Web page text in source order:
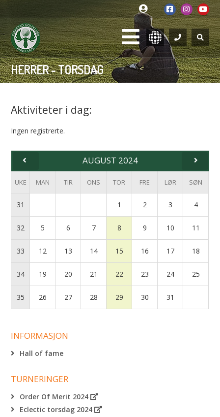
HERRER - TORSDAG
Aktiviteter i dag:
Ingen registrerte.
AUGUST 2024
UKE MAN TIR ONS TOR FRE LØR SØN
31 1 2 3 4
32 5 6 7 8 9 10 11
33 12 13 14 15 16 17 18
34 19 20 21 22 23 24 25
35 26 27 28 29 30 31
INFORMASJON
Hall of fame
TURNERINGER
Order Of Merit 2024
Eclectic torsdag 2024